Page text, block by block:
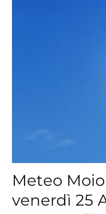
Meteo
venerdì 25